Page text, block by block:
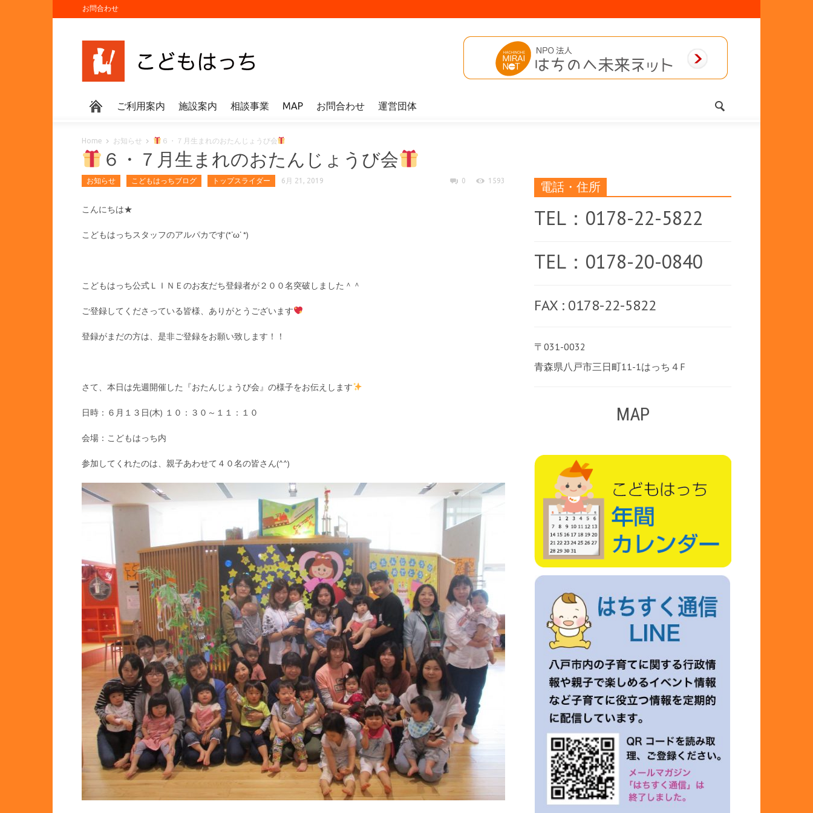
お問合わせ
ご利用案内 施設案内 相談事業 MAP お問合わせ 運営団体
Home お知らせ ６・７月生まれのおたんじょうび会
６・７月生まれのおたんじょうび会
お知らせ こどもはっちブログ トップスライダー 6月 21, 2019 0 1593
こんにちは★
こどもはっちスタッフのアルパカです(*‘ω‘ *)
こどもはっち公式ＬＩＮＥのお友だち登録者が２００名突破しました＾＾
ご登録してくださっている皆様、ありがとうございます
登録がまだの方は、是非ご登録をお願い致します！！
さて、本日は先週開催した『おたんじょうび会』の様子をお伝えします
日時：６月１３日(木) １０：３０～１１：１０
会場：こどもはっち内
参加してくれたのは、親子あわせて４０名の皆さん(^^)
電話・住所
TEL：0178-22-5822
TEL：0178-20-0840
FAX : 0178-22-5822
〒031-0032
青森県八戸市三日町11-1はっち４F
MAP